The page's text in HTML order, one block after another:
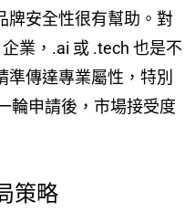
牌安全性很有幫助。對
業，.ai 或 .tech 也是不
傳達專業屬性，特別
輪申請後，市場接受度
策略